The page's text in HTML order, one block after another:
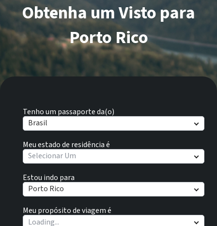
Tenho um passaporte da(o)
Brasil
Meu estado de residência é
Selecionar Um
Estou indo para
Porto Rico
Meu propósito de viagem é
Obtenha um Visto para
Porto Rico